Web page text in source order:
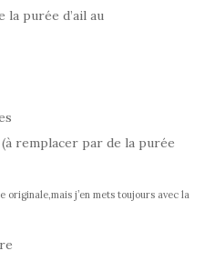
la purée d’ail au
(à remplacer par de la purée
originale,mais j’en mets toujours avec la